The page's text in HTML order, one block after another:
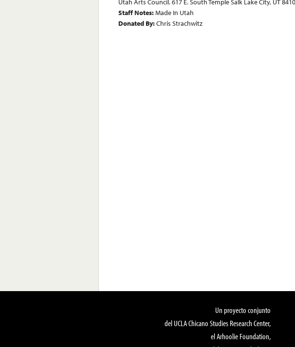
Staff Notes:Made In Utah
Donated By:Chris Strachwitz
Un proyecto conjunto
del UCLA Chicano Studies Research Center,
el Arhoolie Foundation,